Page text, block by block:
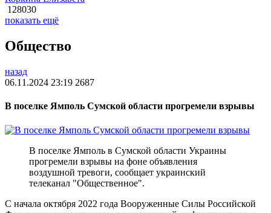
128030
показать ещё
Общество
назад
06.11.2024 23:19 2687
В поселке Ямполь Сумской области прогремели взрывы
В поселке Ямполь в Сумской области Украины
прогремели взрывы на фоне объявления
воздушной тревоги, сообщает украинский
телеканал "Общественное".
С начала октября 2022 года Вооруженные Силы Российской